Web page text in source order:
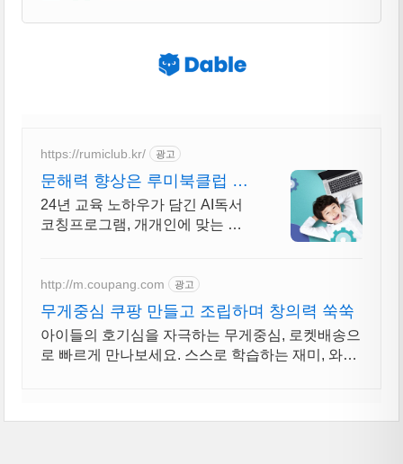
https://rumiclub.kr/ 광고
문해력 향상은 루미북클럽 새
입시에 맞는 프로그램운영!
24년 교육 노하우가 담긴 AI독서
코칭프로그램, 개개인에 맞는 독
http://m.coupang.com 광고
무게중심 쿠팡 만들고 조립하며 창의력 쑥쑥
아이들의 호기심을 자극하는 무게중심, 로켓배송으
로 빠르게 만나보세요. 스스로 학습하는 재미, 와우